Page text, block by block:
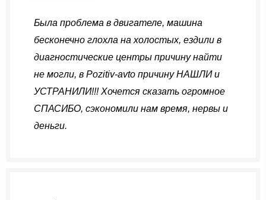
Была проблема в двигателе, машина
бесконечно глохла на холостых, ездили в
диагностические центры причину найти
не могли, в Pozitiv-avto причину НАШЛИ и
УСТРАНИЛИ!!! Хочется сказать огромное
СПАСИБО, сэкономили нам время, нервы и
деньги.